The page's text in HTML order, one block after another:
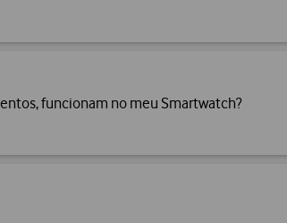
funcionam no meu Smartwatch?